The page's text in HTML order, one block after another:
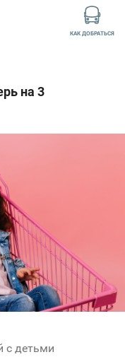
КАК ДОБРАТЬСЯ
с детьми